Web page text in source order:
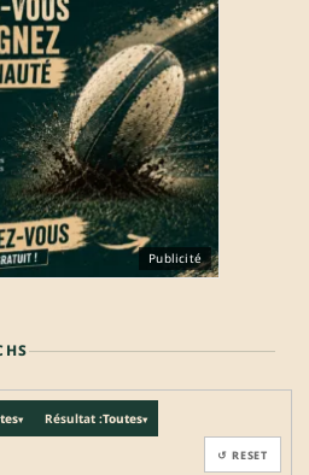
Publicité
▾ Résultat :Toutes▾
↺ RESET